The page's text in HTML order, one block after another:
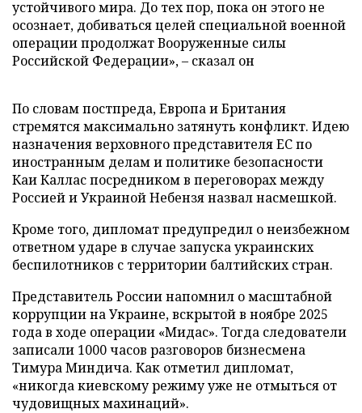
устойчивого мира. До тех пор, пока он этого не
осознает, добиваться целей специальной военной
операции продолжат Вооруженные силы
Российской Федерации», – сказал он
По словам постпреда, Европа и Британия
стремятся максимально затянуть конфликт. Идею
назначения верховного представителя ЕС по
иностранным делам и политике безопасности
Каи Каллас посредником в переговорах между
Россией и Украиной Небензя назвал насмешкой.
Кроме того, дипломат предупредил о неизбежном
ответном ударе в случае запуска украинских
беспилотников с территории балтийских стран.
Представитель России напомнил о масштабной
коррупции на Украине, вскрытой в ноябре 2025
года в ходе операции «Мидас». Тогда следователи
записали 1000 часов разговоров бизнесмена
Тимура Миндича. Как отметил дипломат,
«никогда киевскому режиму уже не отмыться от
чудовищных махинаций».